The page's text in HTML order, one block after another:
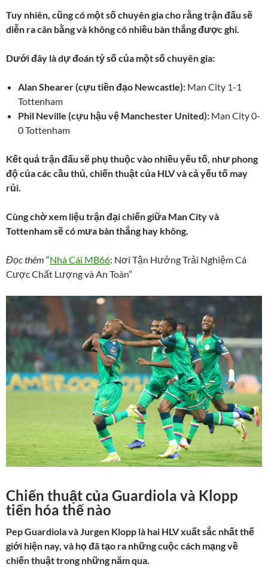
Tuy nhiên, cũng có một số chuyên gia cho rằng trận đấu sẽ
diễn ra cân bằng và không có nhiều bàn thắng được ghi.
Dưới đây là dự đoán tỷ số của một số chuyên gia:
Alan Shearer (cựu tiền đạo Newcastle): Man City 1-1
Tottenham
Phil Neville (cựu hậu vệ Manchester United): Man City 0-
0 Tottenham
Kết quả trận đấu sẽ phụ thuộc vào nhiều yếu tố, như phong
độ của các cầu thủ, chiến thuật của HLV và cả yếu tố may
rủi.
Cùng chờ xem liệu trận đại chiến giữa Man City và
Tottenham sẽ có mưa bàn thắng hay không.
Đọc thêm “Nhà Cái MB66: Nơi Tận Hưởng Trải Nghiệm Cá
Cược Chất Lượng và An Toàn”
Chiến thuật của Guardiola và Klopp
tiến hóa thế nào
Pep Guardiola và Jurgen Klopp là hai HLV xuất sắc nhất thế
giới hiện nay, và họ đã tạo ra những cuộc cách mạng về
chiến thuật trong những năm qua.